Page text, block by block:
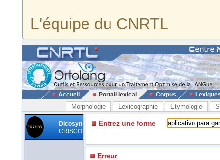
L'équipe du CNRTL
Accueil Portail lexical Corpus
Morphologie Lexicographie Etymologie
Dicosyn
CRISCO
Entrez une forme
Erreur